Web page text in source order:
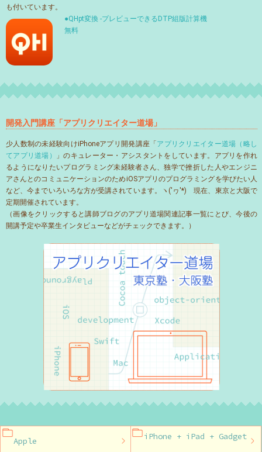
も付いています。
●QHpt変換 -プレビューできるDTP組版計算機
無料
開発入門講座「アプリクリエイター道場」
少人数制の未経験向けiPhoneアプリ開発講座「アプリクリエイター道場（略し
てアプリ道場）
」のキュレーター・アシスタントをしています。アプリを作れ
るようになりたいプログラミング未経験者さん、独学で挫折した人やエンジニ
アさんとのコミュニケーションのためiOSアプリのプログラミングを学びたい人
など、今までいろいろな方が受講されています。ヽ('ヮ'*)ゝ現在、東京と大阪で
定期開催されています。
（画像をクリックすると講師ブログのアプリ道場関連記事一覧にとび、今後の
開講予定や卒業生インタビューなどがチェックできます。）
Apple iPhone + iPad + Gadget